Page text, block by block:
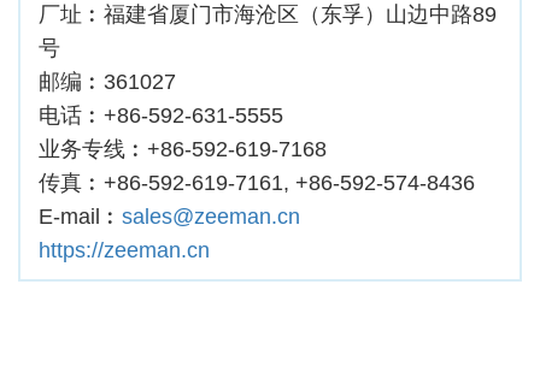
厂址︰福建省厦门市海沧区（东孚）山边中路89
号
邮编︰361027
电话︰+86-592-631-5555
业务专线︰+86-592-619-7168
传真︰+86-592-619-7161, +86-592-574-8436
E-mail︰ sales@zeeman.cn
https://zeeman.cn